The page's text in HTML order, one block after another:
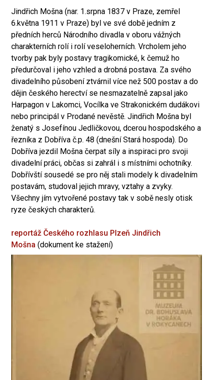
Jindřich Mošna (nar. 1.srpna 1837 v Praze, zemřel
6.května 1911 v Praze) byl ve své době jedním z
předních herců Národního divadla v oboru vážných
charakterních rolí i rolí veseloherních. Vrcholem jeho
tvorby pak byly postavy tragikomické, k čemuž ho
předurčoval i jeho vzhled a drobná postava. Za svého
divadelního působení ztvárnil více než 500 postav a do
dějin českého herectví se nesmazatelně zapsal jako
Harpagon v Lakomci, Vocílka ve Strakonickém dudákovi
nebo principál v Prodané nevěstě. Jindřich Mošna byl
ženatý s Josefínou Jedličkovou, dcerou hospodského a
řezníka z Dobříva č.p. 48 (dnešní Stará hospoda). Do
Dobříva jezdil Mošna čerpat síly a inspiraci pro svoji
divadelní práci, občas si zahrál i s místními ochotníky.
Dobřívští sousedé se pro něj stali modely k divadelním
postavám, studoval jejich mravy, vztahy a zvyky.
Všechny jím vytvořené postavy tak v sobě nesly otisk
ryze českých charakterů.
reportáž Českého rozhlasu Plzeň Jindřich
Mošna (dokument ke stažení)